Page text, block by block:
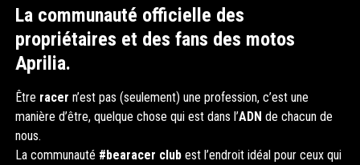
La communauté officielle des
propriétaires et des fans des motos
Aprilia.
Être racer n’est pas (seulement) une profession, c’est une
manière d’être, quelque chose qui est dans l’ADN de chacun de
nous.
La communauté #bearacer clubest l’endroit idéal pour ceux qui